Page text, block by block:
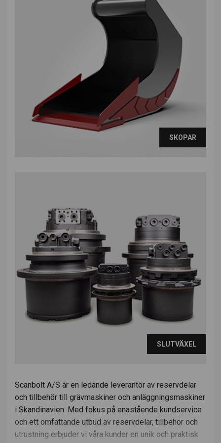
SKOPAR
SLUTVÄXEL
Scanbolt A/S är en ledande leverantör av reservdelar
och tillbehör till grävmaskiner och anläggningsmaskiner
i Skandinavien. Med fokus på enastående kundservice
och ett omfattande utbud av reservdelar, tillbehör och
utrustning erbjuder vi våra kunder en unik och praktisk